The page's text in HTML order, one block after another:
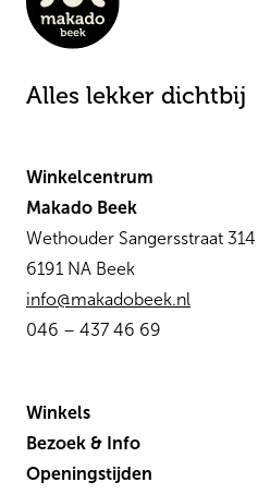
Alles lekker dichtbij
Winkelcentrum
Makado Beek
Wethouder Sangersstraat 314
6191 NA Beek
info@makadobeek.nl
046 – 437 46 69
Winkels
Bezoek & Info
Openingstijden